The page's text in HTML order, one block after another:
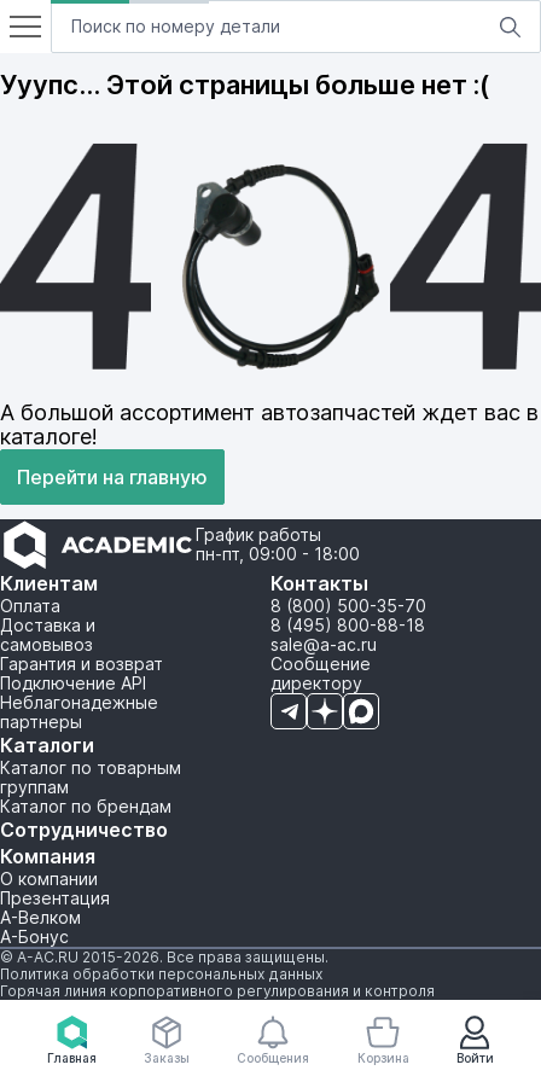
Главная Войти
Заказы Сообщения Корзина
Ууупс… Этой страницы больше нет :(
А большой ассортимент автозапчастей ждет вас в
каталоге!
Перейти на главную
График работы
пн-пт, 09:00 - 18:00
Клиентам
Оплата
Доставка и
самовывоз
Гарантия и возврат
Подключение API
Неблагонадежные
партнеры
Каталоги
Каталог по товарным
группам
Каталог по брендам
Сотрудничество
Компания
О компании
Презентация
А-Велком
А-Бонус
Контакты
8 (800) 500-35-70
8 (495) 800-88-18
sale@a-ac.ru
Сообщение
директору
© A-AC.RU 2015-2026. Все права защищены.
Политика обработки персональных данных
Горячая линия корпоративного регулирования и контроля